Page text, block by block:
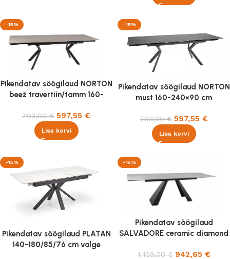
-15%
Pikendatav söögilaud NORTON
beež travertiin/tamm 160-
703,00€ 597,55 €
Lisa korvi
-15%
Pikendatav söögilaud NORTON
must 160-240×90 cm
703,00€ 597,55 €
Lisa korvi
-15%
Pikendatav söögilaud PLATAN
140-180/85/76 cm valge
-15%
Pikendatav söögilaud
SALVADORE ceramic diamond
1 109,00€ 942,65 €